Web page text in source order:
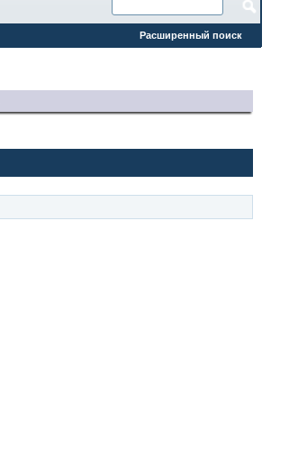
Расширенный поиск